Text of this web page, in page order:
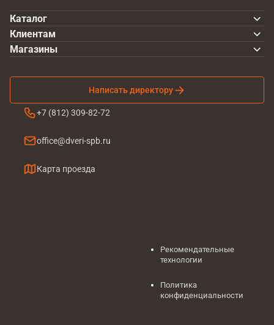
Каталог
Клиентам
Написать директору
+7 (812) 309-82-72
office@dveri-spb.ru
Карта проезда
Магазины
Рекомендательные
технологии
Политика
конфиденциальности